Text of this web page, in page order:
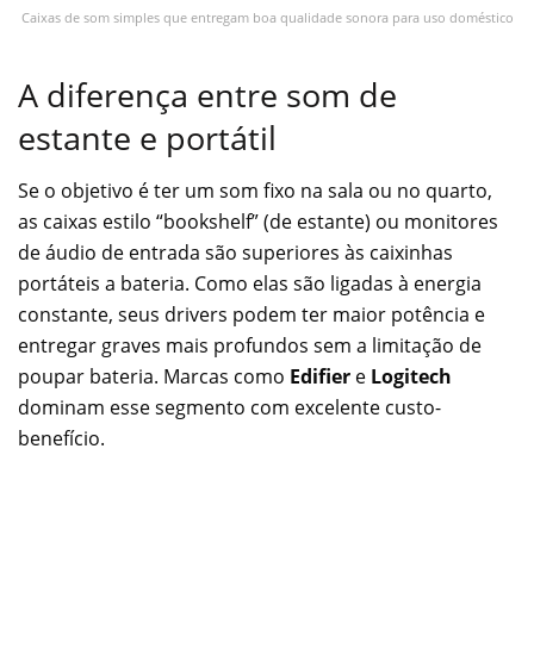
Caixas de som simples que entregam boa qualidade sonora para uso doméstico
A diferença entre som de
estante e portátil
Se o objetivo é ter um som fixo na sala ou no quarto,
as caixas estilo “bookshelf” (de estante) ou monitores
de áudio de entrada são superiores às caixinhas
portáteis a bateria. Como elas são ligadas à energia
constante, seus drivers podem ter maior potência e
entregar graves mais profundos sem a limitação de
poupar bateria. Marcas como Edifier e Logitech
dominam esse segmento com excelente custo-
benefício.